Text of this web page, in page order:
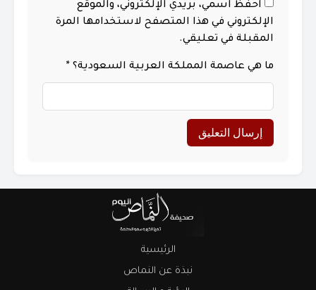
احفظ اسمي، بريدي الإلكتروني، والموقع
الإلكتروني في هذا المتصفح لاستخدامها المرة
المقبلة في تعليقي.
ما هي عاصمة المملكة العربية السعودية؟ *
الرئيسية
نبذة عن النماص